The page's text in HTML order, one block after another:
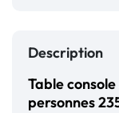
Description
Table
personnes